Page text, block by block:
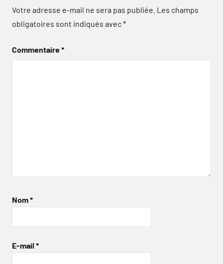
Votre adresse e-mail ne sera pas publiée. Les champs
obligatoires sont indiqués avec*
Commentaire*
Nom*
E-mail *